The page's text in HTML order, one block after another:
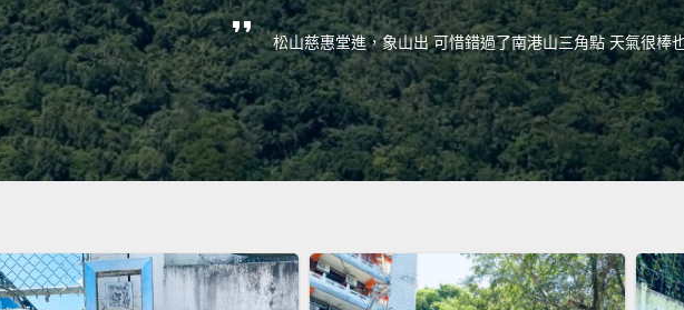
松山慈惠堂進，象山出 可惜錯過了南港山三角點 天氣很棒